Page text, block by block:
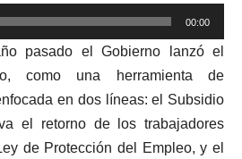
00:00
pasado el Gobierno lanzó el
como una herramienta de
en dos líneas: el Subsidio
el retorno de los trabajadores
de Protección del Empleo, y el